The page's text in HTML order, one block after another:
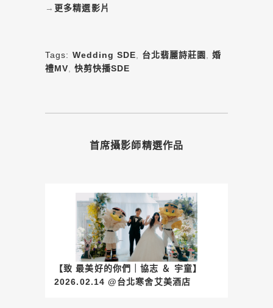
→ 更多精選影片
Tags: Wedding SDE 台北翡麗詩莊園 ,婚
禮MV ,快剪快播SDE
首席攝影師精選作品
【致 最美好的你們｜協志 ＆ 宇童】
2026.02.14 @台北寒舍艾美酒店